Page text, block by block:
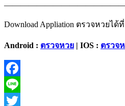
Download Appliation ตรวจหวยได้ที่
Android : ตรวจหวย | IOS : ตรวจ
Facebook
Line